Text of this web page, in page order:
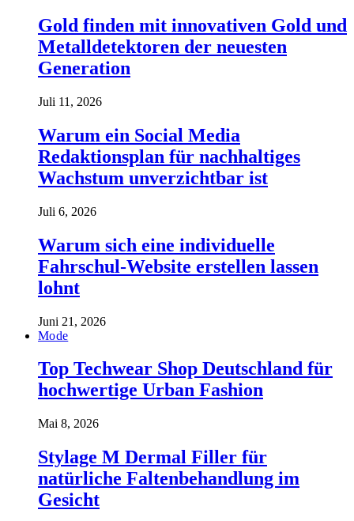
Gold finden mit innovativen Gold und
Metalldetektoren der neuesten
Generation
Juli 11, 2026
Warum ein Social Media
Redaktionsplan für nachhaltiges
Wachstum unverzichtbar ist
Juli 6, 2026
Warum sich eine individuelle
Fahrschul-Website erstellen lassen
lohnt
Juni 21, 2026
Mode
Top Techwear Shop Deutschland für
hochwertige Urban Fashion
Mai 8, 2026
Stylage M Dermal Filler für
natürliche Faltenbehandlung im
Gesicht